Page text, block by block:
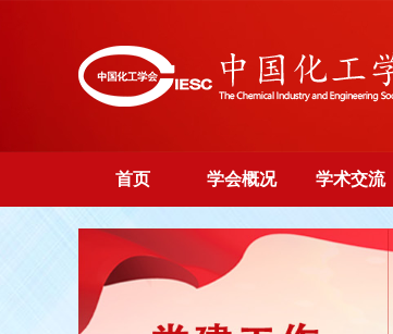
首页 学会概况 学术交流